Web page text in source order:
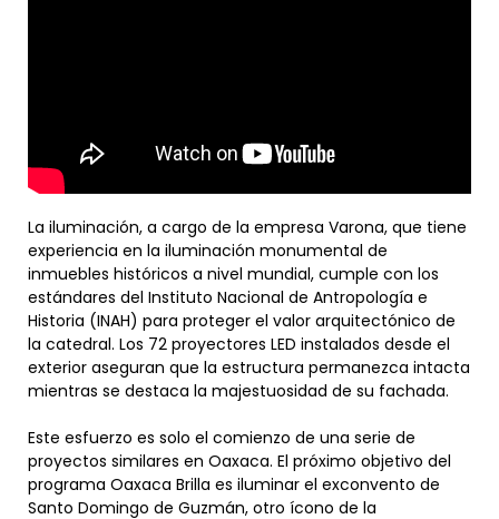
La iluminación, a cargo de la empresa Varona, que tiene
experiencia en la iluminación monumental de
inmuebles históricos a nivel mundial, cumple con los
estándares del Instituto Nacional de Antropología e
Historia (INAH) para proteger el valor arquitectónico de
la catedral. Los 72 proyectores LED instalados desde el
exterior aseguran que la estructura permanezca intacta
mientras se destaca la majestuosidad de su fachada.
Este esfuerzo es solo el comienzo de una serie de
proyectos similares en Oaxaca. El próximo objetivo del
programa Oaxaca Brilla es iluminar el exconvento de
Santo Domingo de Guzmán, otro ícono de la